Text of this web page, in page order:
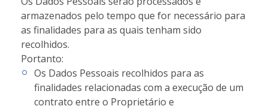
armazenados pelo tempo que for necessário para
as finalidades para as quais tenham sido
recolhidos.
Portanto:
Os Dados Pessoais recolhidos para as
finalidades relacionadas com a execução de um
contrato entre o Proprietário e